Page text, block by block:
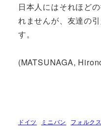
日本人にはそれほど
れませんが、友達の
す。
(MATSUNAGA,
ドイツ ミニバン フォルク